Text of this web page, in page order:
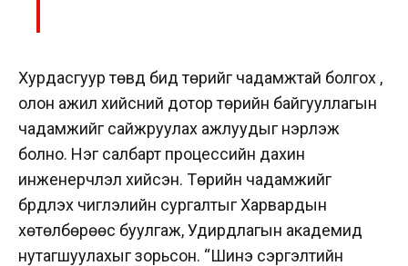
Хурдасгуур төвд бид төрийг чадамжтай болгох ,
олон ажил хийсний дотор төрийн байгууллагын
чадамжийг сайжруулах ажлуудыг нэрлэж
болно. Нэг салбарт процессийн дахин
инженерчлэл хийсэн. Төрийн чадамжийг
бүрдүүлэх чиглэлийн сургалтыг Харвардын
хөтөлбөрөөс буулгаж, Удирдлагын академид
нутагшуулахыг зорьсон. “Шинэ сэргэлтийн